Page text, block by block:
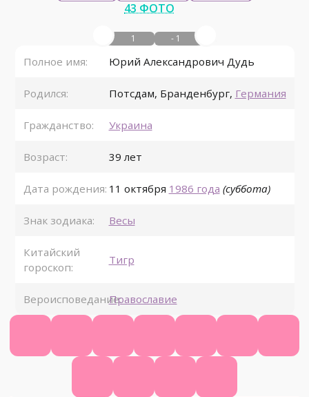
43 ФОТО
1 - 1
Полное имя: Юрий Александрович Дудь
Родился: Потсдам, Бранденбург, Германия
Гражданство: Украина
Возраст: 39 лет
Дата рождения: 11 октября 1986 года (суббота)
Знак зодиака: Весы
Китайский
гороскоп:
Тигр
Вероисповедание:Православие